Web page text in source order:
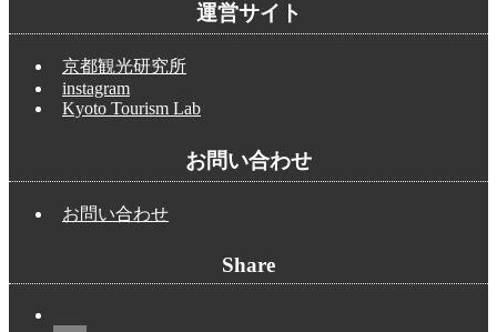
運営サイト
京都観光研究所
instagram
Kyoto Tourism Lab
お問い合わせ
お問い合わせ
Share